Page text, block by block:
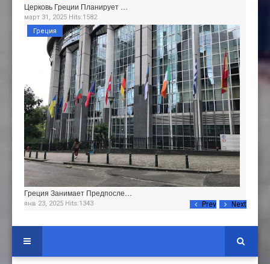
Prev Next
Церковь Греции Планирует …
март 31, 2025 Hits:1582
Греция Занимает Предпосле…
янв 23, 2025 Hits:1343
Греция